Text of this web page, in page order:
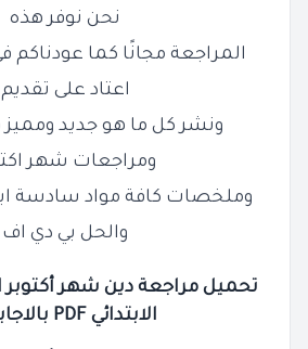
نحن نوفر هذه
المراجعة مجانًا كما عودناكم
اعتاد على تقديم
ونشر كل ما هو جديد
ومراجعات شهر
وملخصات كافة مواد سادسة
والحل بي دي اف
تحميل مراجعة دين شهر
الابتدائي PDF بالاجابات